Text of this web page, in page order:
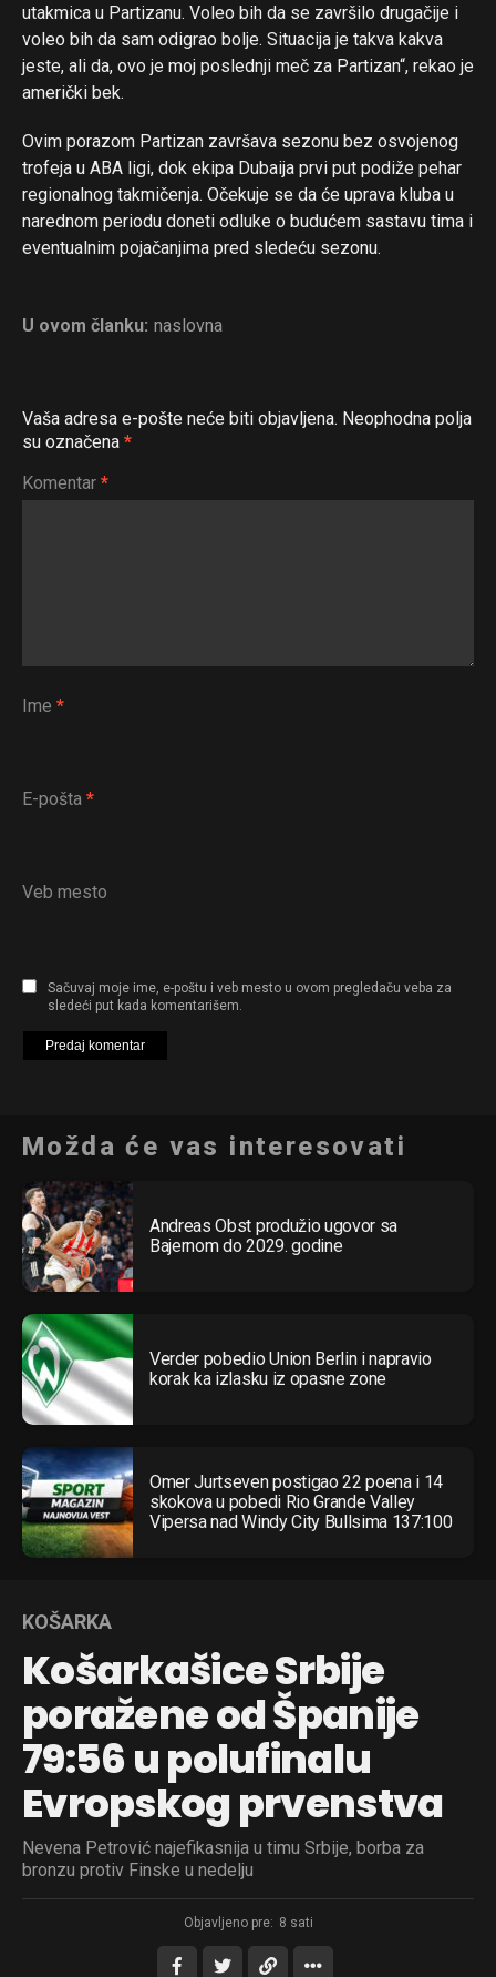
utakmica u Partizanu. Voleo bih da se završilo drugačije i
voleo bih da sam odigrao bolje. Situacija je takva kakva
jeste, ali da, ovo je moj poslednji meč za Partizan“, rekao je
američki bek.
Ovim porazom Partizan završava sezonu bez osvojenog
trofeja u ABA ligi, dok ekipa Dubaija prvi put podiže pehar
regionalnog takmičenja. Očekuje se da će uprava kluba u
narednom periodu doneti odluke o budućem sastavu tima i
eventualnim pojačanjima pred sledeću sezonu.
U ovom članku: naslovna
Vaša adresa e-pošte neće biti objavljena. Neophodna polja
su označena *
Komentar *
Ime *
E-pošta *
Veb mesto
Sačuvaj moje ime, e-poštu i veb mesto u ovom pregledaču veba za
sledeći put kada komentarišem.
Možda će vas interesovati
Andreas Obst produžio ugovor sa
Bajernom do 2029. godine
Verder pobedio Union Berlin i napravio
korak ka izlasku iz opasne zone
Omer Jurtseven postigao 22 poena i 14
skokova u pobedi Rio Grande Valley
Vipersa nad Windy City Bullsima 137:100
KOŠARKA
Košarkašice Srbije
poražene od Španije
79:56 u polufinalu
Evropskog prvenstva
Nevena Petrović najefikasnija u timu Srbije, borba za
bronzu protiv Finske u nedelju
Objavljeno pre: 8 sati